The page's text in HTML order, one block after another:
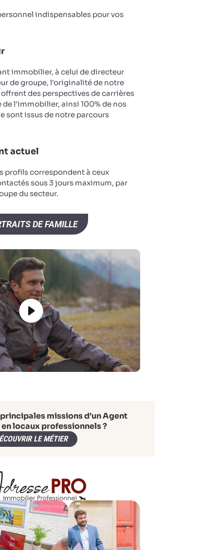
indispensables pour vos
immobilier, à celui de directeur
de groupe, l'originalité de notre
des perspectives de carrières
de l'immobilier, ainsi 100% de nos
sont issus de notre parcours
actuel
profils correspondent à ceux
sous 3 jours maximum, par
du secteur.
DE FAMILLE
missions d'un Agent
locaux professionnels ?
LE MÉTIER